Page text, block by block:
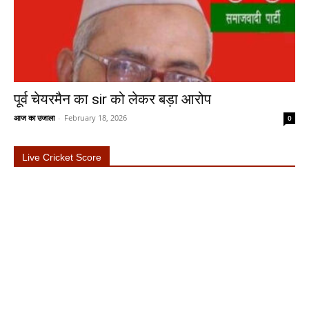
पूर्व चेयरमैन का sir को लेकर बड़ा आरोप
आज का उजाला - February 18, 2026 0
Live Cricket Score